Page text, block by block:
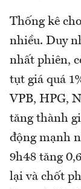
Thống kê
nhiều. Duy
nhất phiên,
tụt giá quá
VPB, HPG,
tăng thành
động mạnh
9h48 tăng
lại và chốt